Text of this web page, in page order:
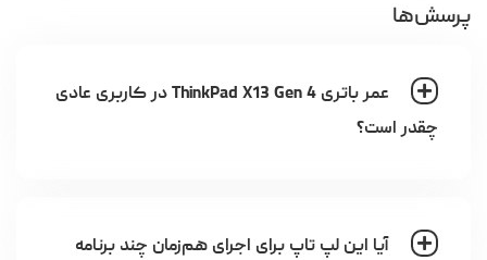
پرسش‌ها
عمر باتری ThinkPad X13 Gen 4 در کاربری عادی
چقدر است؟
آیا این لپ تاپ برای اجرای هم‌زمان چند برنامه